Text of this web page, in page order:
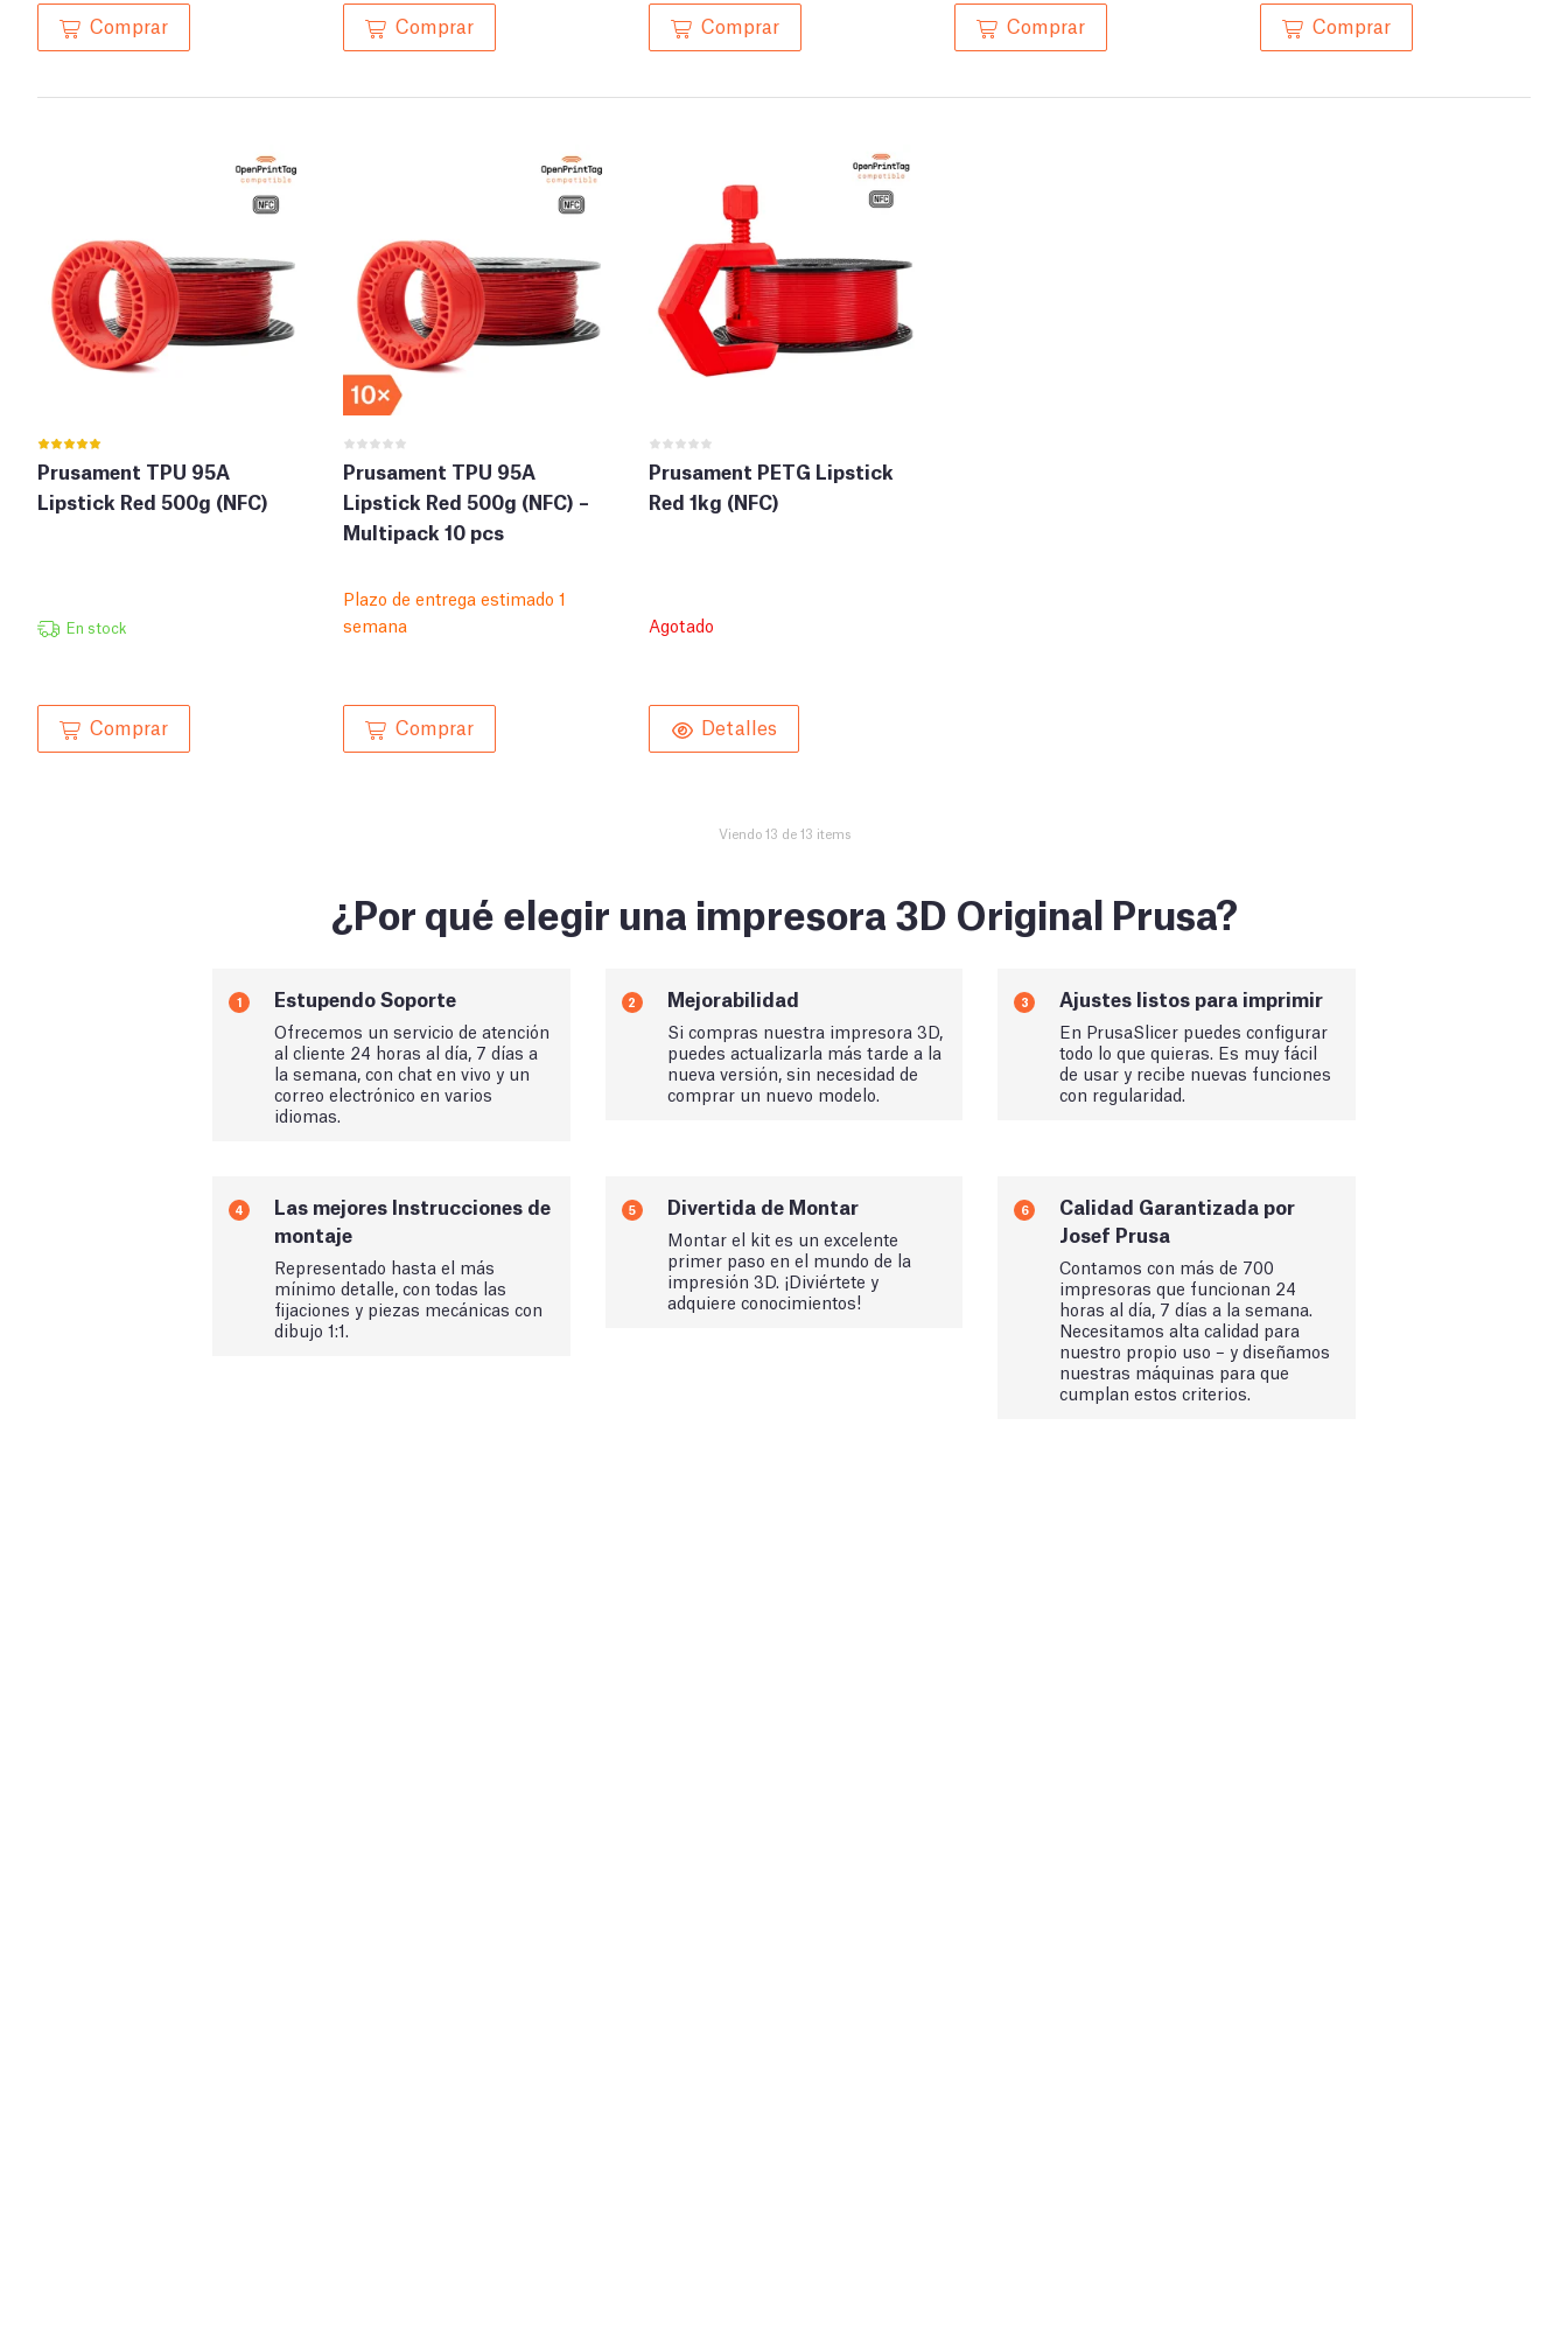
Comprar Comprar Comprar Comprar Comprar
Prusament TPU 95A
Lipstick Red 500g (NFC)
En stock
Comprar
Prusament TPU 95A
Lipstick Red 500g (NFC) –
Multipack 10 pcs
Plazo de entrega estimado 1
semana
Comprar
Prusament PETG Lipstick
Red 1kg (NFC)
Agotado
Detalles
Viendo 13 de 13 items
¿Por qué elegir una impresora 3D Original Prusa?
1 Estupendo Soporte
Ofrecemos un servicio de atención
al cliente 24 horas al día, 7 días a
la semana, con chat en vivo y un
correo electrónico en varios
idiomas.
2 Mejorabilidad
Si compras nuestra impresora 3D,
puedes actualizarla más tarde a la
nueva versión, sin necesidad de
comprar un nuevo modelo.
3 Ajustes listos para imprimir
En PrusaSlicer puedes configurar
todo lo que quieras. Es muy fácil
de usar y recibe nuevas funciones
con regularidad.
4
Las mejores Instrucciones de
montaje
Representado hasta el más
mínimo detalle, con todas las
fijaciones y piezas mecánicas con
dibujo 1:1.
5 Divertida de Montar
Montar el kit es un excelente
primer paso en el mundo de la
impresión 3D. ¡Diviértete y
adquiere conocimientos!
6
Calidad Garantizada por
Josef Prusa
Contamos con más de 700
impresoras que funcionan 24
horas al día, 7 días a la semana.
Necesitamos alta calidad para
nuestro propio uso – y diseñamos
nuestras máquinas para que
cumplan estos criterios.